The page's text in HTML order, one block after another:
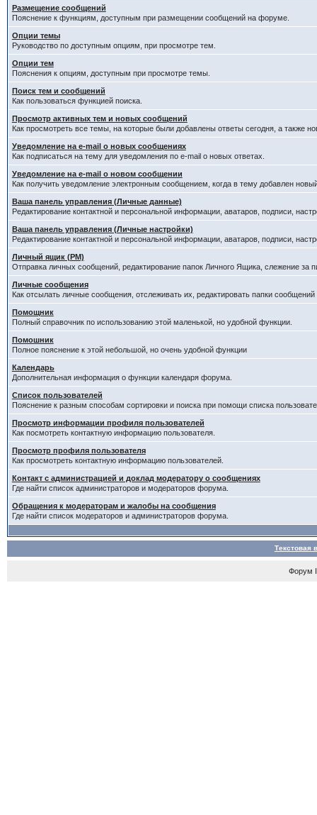
Размещение сообщений
Пояснение к функциям, доступным при размещении сообщений на форуме.
Опции темы
Руководство по доступным опциям, при просмотре тем.
Опции тем
Пояснения к опциям, доступным при просмотре темы.
Поиск тем и сообщений
Как пользоваться функцией поиска.
Просмотр активных тем и новых сообщений
Как просмотреть все темы, на которые были добавлены ответы сегодня, а также
Уведомление на e-mail о новых сообщениях
Как подписаться на тему для уведомления по e-mail о новых ответах.
Уведомление на е-mail о новом сообщении
Как получить уведомление электронным сообщением, когда в тему добавлен
Ваша панель управления (Личные данные)
Редактирование контактной и персональной информации, аватаров, подписи,
Ваша панель управления (Личные настройки)
Редактирование контактной и персональной информации, аватаров, подписи,
Личный ящик (PM)
Отправка личных сообщений, редактирование папок Личного Ящика, слежение за
Личные сообщения
Как отсылать личные сообщения, отслеживать их, редактировать папки
Помощник
Полный справочник по использованию этой маленькой, но удобной функции.
Помошник
Полное пояснение к этой небольшой, но очень удобной функции
Календарь
Дополнительная информация о функции календаря форума.
Список пользователей
Пояснение к разным способам сортировки и поиска при помощи списка
Просмотр информации профиля пользователей
Как посмотреть контактную информацию пользователя.
Просмотр профиля пользователя
Как просмотреть контактную информацию пользователей.
Контакт с администрацией и доклад модератору о сообщениях
Где найти список администраторов и модераторов форума.
Обращения к модераторам и жалобы на сообщения
Где найти список модераторов и администраторов форума.
Текстовая
Форум